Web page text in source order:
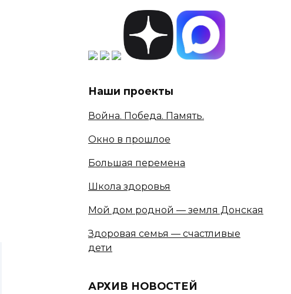
Наши проекты
Война. Победа. Память.
Окно в прошлое
Большая перемена
Школа здоровья
Мой дом родной — земля Донская
Здоровая семья — счастливые
дети
АРХИВ НОВОСТЕЙ